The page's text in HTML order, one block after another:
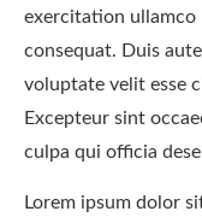
exercitation ullamco
consequat. Duis
voluptate velit esse
Excepteur sint
culpa qui officia
Lorem ipsum dolor